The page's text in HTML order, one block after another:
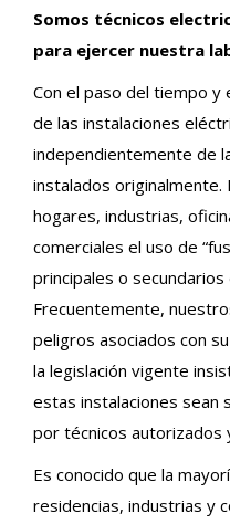
Somos técnicos
para ejercer nuestra
Con el paso del tiempo
de las instalaciones
independientemente de
instalados originalmente.
hogares, industrias,
comerciales el uso de
principales o
Frecuentemente,
peligros asociados con
la legislación vigente
estas instalaciones sean
por técnicos autorizados
Es conocido que la
residencias, industrias y